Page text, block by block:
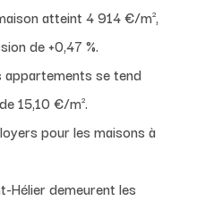
atteint 4 914 €/m²,
de +0,47 %.
se tend
15,10 €/m².
pour les maisons à
Hélier demeurent les